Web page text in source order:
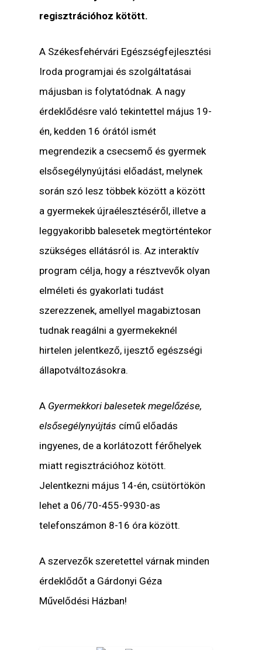
regisztrációhoz kötött.
A Székesfehérvári Egészségfejlesztési
Iroda programjai és szolgáltatásai
májusban is folytatódnak. A nagy
érdeklődésre való tekintettel május 19-
én, kedden 16 órától ismét
megrendezik a csecsemő és gyermek
elsősegélynyújtási előadást, melynek
során szó lesz többek között a között
a gyermekek újraélesztéséről, illetve a
leggyakoribb balesetek megtörténtekor
szükséges ellátásról is. Az interaktív
program célja, hogy a résztvevők olyan
elméleti és gyakorlati tudást
szerezzenek, amellyel magabiztosan
tudnak reagálni a gyermekeknél
hirtelen jelentkező, ijesztő egészségi
állapotváltozásokra.
A Gyermekkori balesetek megelőzése,
elsősegélynyújtás című előadás
ingyenes, de a korlátozott férőhelyek
miatt regisztrációhoz kötött.
Jelentkezni május 14-én, csütörtökön
lehet a 06/70-455-9930-as
telefonszámon 8-16 óra között.
A szervezők szeretettel várnak minden
érdeklődőt a Gárdonyi Géza
Művelődési Házban!